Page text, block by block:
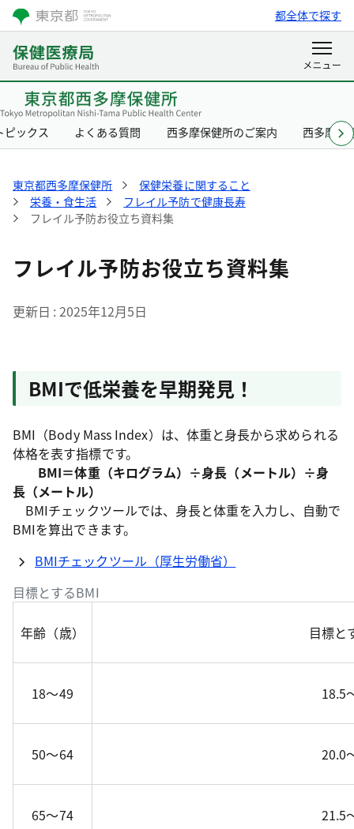
都全体で探す
ピックス よくある質問 西多摩保健所のご案内 西多摩保
東京都西多摩保健所
保健栄養に関すること
栄養・食生活
フレイル予防で健康長寿
フレイル予防お役立ち資料集
フレイル予防お役立ち資料集
更新日 2025年12月5日
BMIで低栄養を早期発見！
BMI（Body Mass Index）は、体重と身長から求められる
体格を表す指標です。
BMI＝体重（キログラム）÷身長（メートル）÷身
長（メートル）
BMIチェックツールでは、身長と体重を入力し、自動で
BMIを算出できます。
BMIチェックツール（厚生労働省）
目標とするBMI
年齢（歳） 目標と
18～49 18.5
50～64 20.0
65～74 21.5